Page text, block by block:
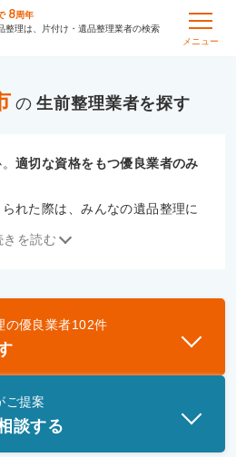
8周年
整理は、片付け・遺品整理業者の検索
メニュー
の 生前整理
。適切な資格をもつ優良業者のみ
られた際は、みんなの遺品整理に
認定協会、および一般社団法
み掲載しています。
きを読む
の優良業者102件
ご提案
談する